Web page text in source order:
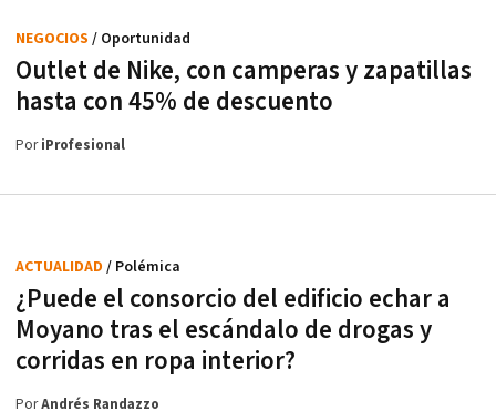
Outlet de Nike, con camperas y zapatillas
hasta con 45% de descuento
NEGOCIOS / Oportunidad
PoriProfesional
¿Puede el consorcio del edificio echar a
Moyano tras el escándalo de drogas y
corridas en ropa interior?
ACTUALIDAD / Polémica
PorAndrés Randazzo